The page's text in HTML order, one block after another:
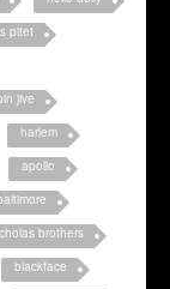
pitet
jive
harlem
apollo
brothers
blackface